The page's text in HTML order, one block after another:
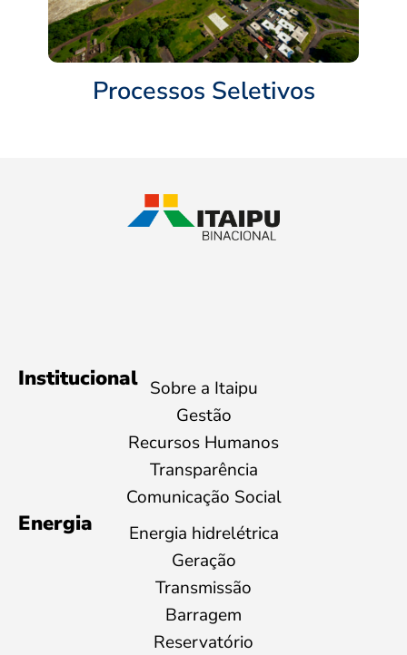
Processos Seletivos
Institucional Sobre a Itaipu
Gestão
Recursos Humanos
Transparência
Comunicação Social
Energia
Energia hidrelétrica
Geração
Transmissão
Barragem
Reservatório